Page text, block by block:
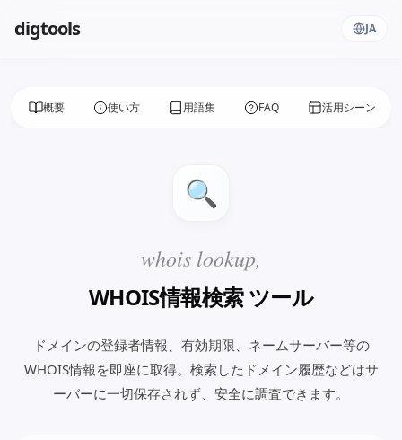
digtools JA
概要 使い方 用語集 FAQ 活用シーン
🔍
whois lookup,
WHOIS情報検索ツール
ドメインの登録者情報、有効期限、ネームサーバー等の
WHOIS情報を即座に取得。 検索したドメイン履歴などはサ
ーバーに一切保存されず、安全に調査できます。